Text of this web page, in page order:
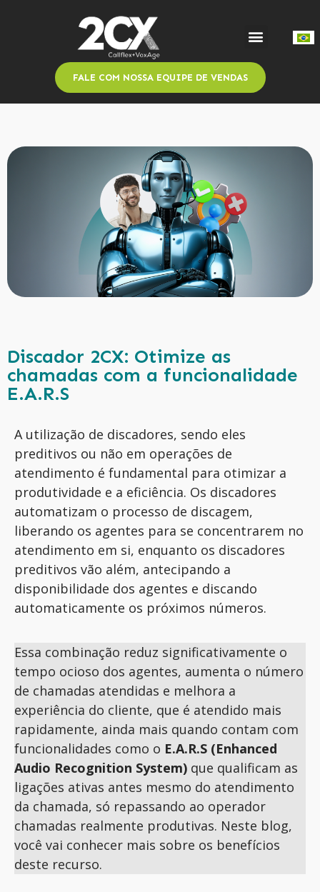
FALE COM NOSSA EQUIPE DE VENDAS
Discador 2CX: Otimize as
chamadas com a funcionalidade
E.A.R.S
A utilização de discadores, sendo eles
preditivos ou não em operações de
atendimento é fundamental para otimizar a
produtividade e a eficiência. Os discadores
automatizam o processo de discagem,
liberando os agentes para se concentrarem no
atendimento em si, enquanto os discadores
preditivos vão além, antecipando a
disponibilidade dos agentes e discando
automaticamente os próximos números.
Essa combinação reduz significativamente o
tempo ocioso dos agentes, aumenta o número
de chamadas atendidas e melhora a
experiência do cliente, que é atendido mais
rapidamente, ainda mais quando contam com
funcionalidades como o E.A.R.S (Enhanced
Audio Recognition System) que qualificam as
ligações ativas antes mesmo do atendimento
da chamada, só repassando ao operador
chamadas realmente produtivas. Neste blog,
você vai conhecer mais sobre os benefícios
deste recurso.